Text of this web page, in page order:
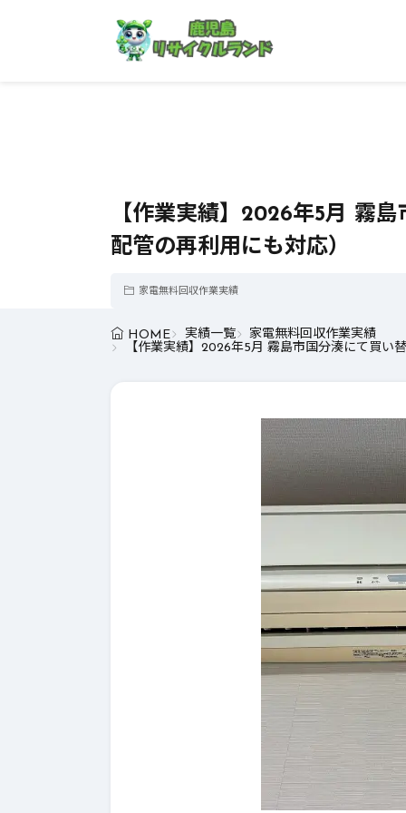
【作業実績】2026年5月 霧
配管の再利用にも対応）
家電無料回収作業実績
HOME 実績一覧
家電無料回収作業実績
【作業実績】2026年5月 霧島市国分湊にて買い